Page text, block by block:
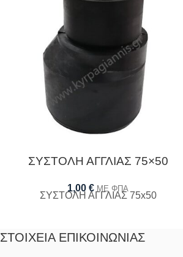
ΣΥΣΤΟΛΗ ΑΓΓΛΙΑΣ 75×50
1,00 € ΜΕ ΦΠΑ
ΣΥΣΤΟΛΗ ΑΓΓΛΙΑΣ 75x50
ΣΤΟΙΧΕΊΑ ΕΠΙΚΟΙΝΩΝΊΑΣ